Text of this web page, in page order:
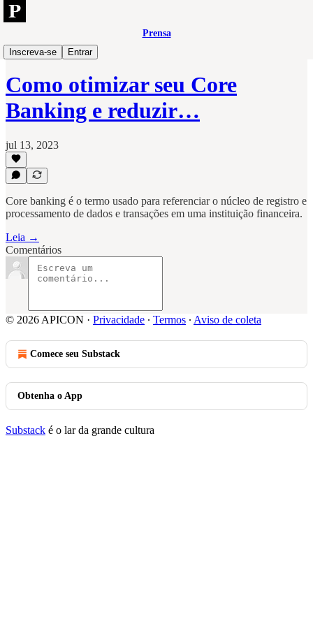
Prensa
Inscreva-se
Entrar
Tech
Como otimizar seu Core
Banking e reduzir…
jul 13, 2023
Core banking é o termo usado para referenciar o núcleo de registro e
processamento de dados e transações em uma instituição financeira.
Leia →
Comentários
© 2026 APICON · Privacidade ∙ Termos ∙ Aviso de coleta
Comece seu Substack
Obtenha o App
Substack é o lar da grande cultura